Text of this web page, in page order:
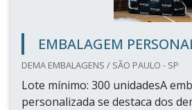
EMBALAGEM
DEMA EMBALAGENS / SÃO PAULO - SP
Lote mínimo: 300 unidadesA
personalizada se destaca dos